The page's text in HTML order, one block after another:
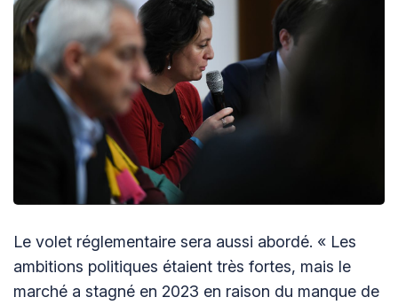
Le volet réglementaire sera aussi abordé. « Les
ambitions politiques étaient très fortes, mais le
marché a stagné en 2023 en raison du manque de